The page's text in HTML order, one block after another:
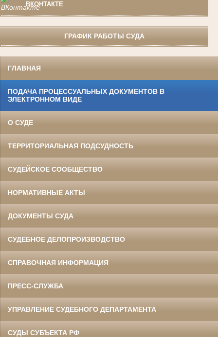
ВКОНТАКТЕ
ГРАФИК РАБОТЫ СУДА
ГЛАВНАЯ
ПОДАЧА ПРОЦЕССУАЛЬНЫХ ДОКУМЕНТОВ В
ЭЛЕКТРОННОМ ВИДЕ
О СУДЕ
ТЕРРИТОРИАЛЬНАЯ ПОДСУДНОСТЬ
СУДЕЙСКОЕ СООБЩЕСТВО
НОРМАТИВНЫЕ АКТЫ
ДОКУМЕНТЫ СУДА
СУДЕБНОЕ ДЕЛОПРОИЗВОДСТВО
СПРАВОЧНАЯ ИНФОРМАЦИЯ
ПРЕСС-СЛУЖБА
УПРАВЛЕНИЕ СУДЕБНОГО ДЕПАРТАМЕНТА
СУДЫ СУБЪЕКТА РФ